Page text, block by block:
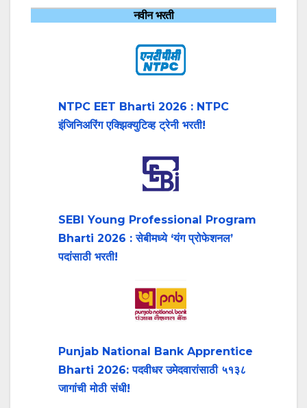
नवीन भरती
NTPC EET Bharti 2026 : NTPC
इंजिनिअरिंग एक्झिक्युटिव्ह ट्रेनी भरती!
SEBI Young Professional Program
Bharti 2026 : सेबीमध्ये ‘यंग प्रोफेशनल’
पदांसाठी भरती!
Punjab National Bank Apprentice
Bharti 2026: पदवीधर उमेदवारांसाठी ५१३८
जागांची मोठी संधी!